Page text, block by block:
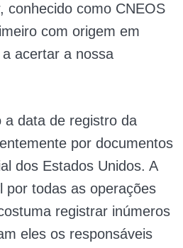
conhecido como CNEOS
com origem em
acertar a nossa
a data de registro da
por documentos
dos Estados Unidos. A
por todas as operações
registrar inúmeros
eles os responsáveis